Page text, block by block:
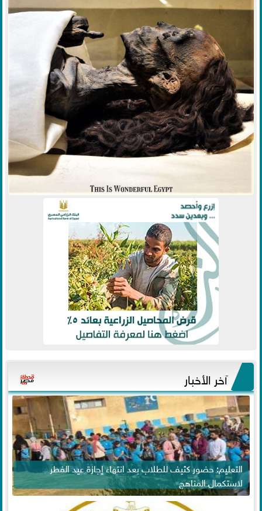
آخر الأخبار
التعليم: حضور كثيف للطلاب بعد انتهاء إجازة عيد الفطر
لاستكمال المناهج